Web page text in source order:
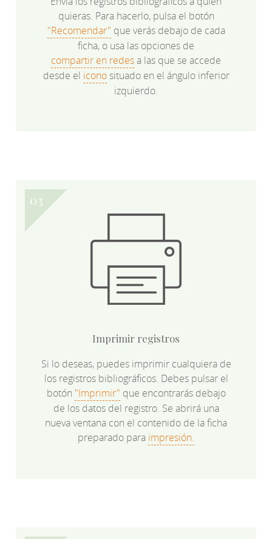
quieras. Para hacerlo, pulsa el botón
"Recomendar" que verás debajo de cada
ficha, o usa las opciones de
compartir en redesa las que se accede
desde el iconosituado en el ángulo inferior
izquierdo.
Imprimir registros
Si lo deseas, puedes imprimir cualquiera de
los registros bibliográficos. Debes pulsar el
botón "Imprimir" que encontrarás debajo
de los datos del registro. Se abrirá una
nueva ventana con el contenido de la ficha
preparado para impresión.